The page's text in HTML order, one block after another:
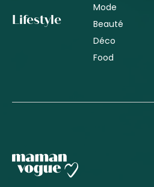
Lifestyle
Mode
Beauté
Déco
Food